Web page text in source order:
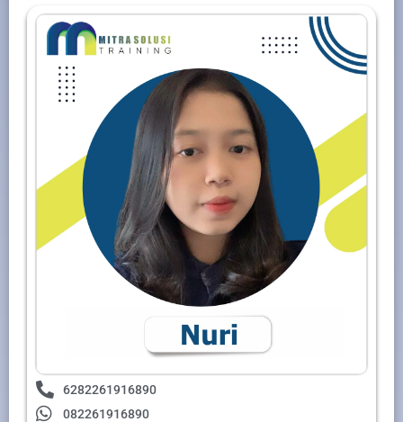
6282261916890
082261916890